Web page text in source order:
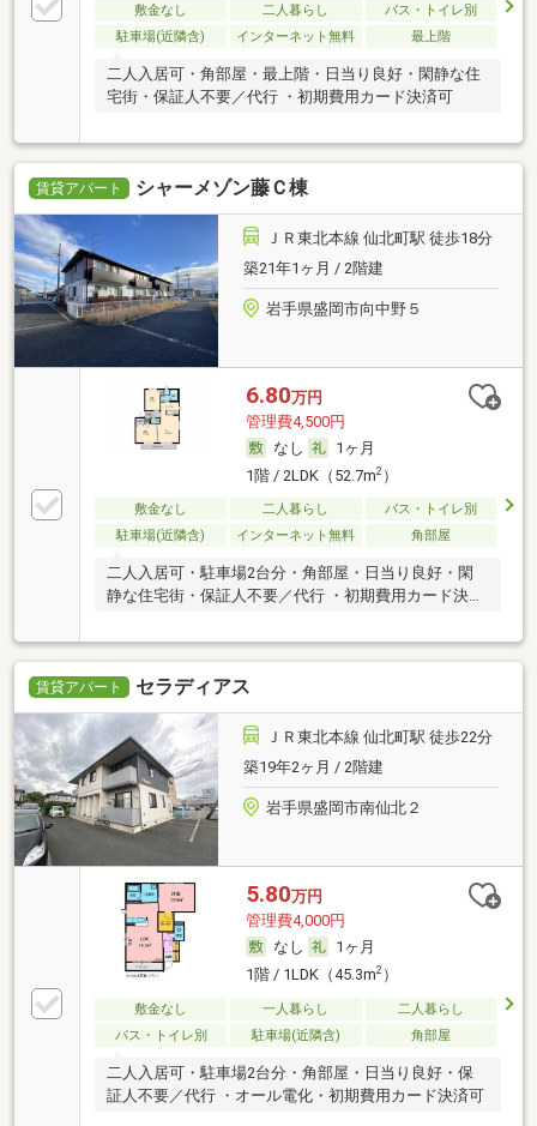
敷金なし 二人暮らし
バス・トイレ別
駐車場(近隣含)
インターネット無料 最上階
二人入居可・角部屋・最上階・日当り良好・閑静な住
宅街・保証人不要／代行 ・初期費用カード決済可
賃貸アパート シャーメゾン藤Ｃ棟
ＪＲ東北本線 仙北町駅 徒歩18分
築21年1ヶ月 / 2階建
岩手県盛岡市向中野５
6.80万円
管理費4,500円
なし
1ヶ月
1階 / 2LDK（52.7m2）
敷金なし 二人暮らし
バス・トイレ別
駐車場(近隣含)
インターネット無料 角部屋
二人入居可・駐車場2台分・角部屋・日当り良好・閑
静な住宅街・保証人不要／代行 ・初期費用カード決済
賃貸アパート セラディアス
ＪＲ東北本線 仙北町駅 徒歩22分
築19年2ヶ月 / 2階建
岩手県盛岡市南仙北２
5.80万円
管理費4,000円
なし
1ヶ月
1階 / 1LDK（45.3m2）
敷金なし 一人暮らし
二人暮らし
バス・トイレ別
駐車場(近隣含) 角部屋
二人入居可・駐車場2台分・角部屋・日当り良好・保
証人不要／代行 ・オール電化・初期費用カード決済可